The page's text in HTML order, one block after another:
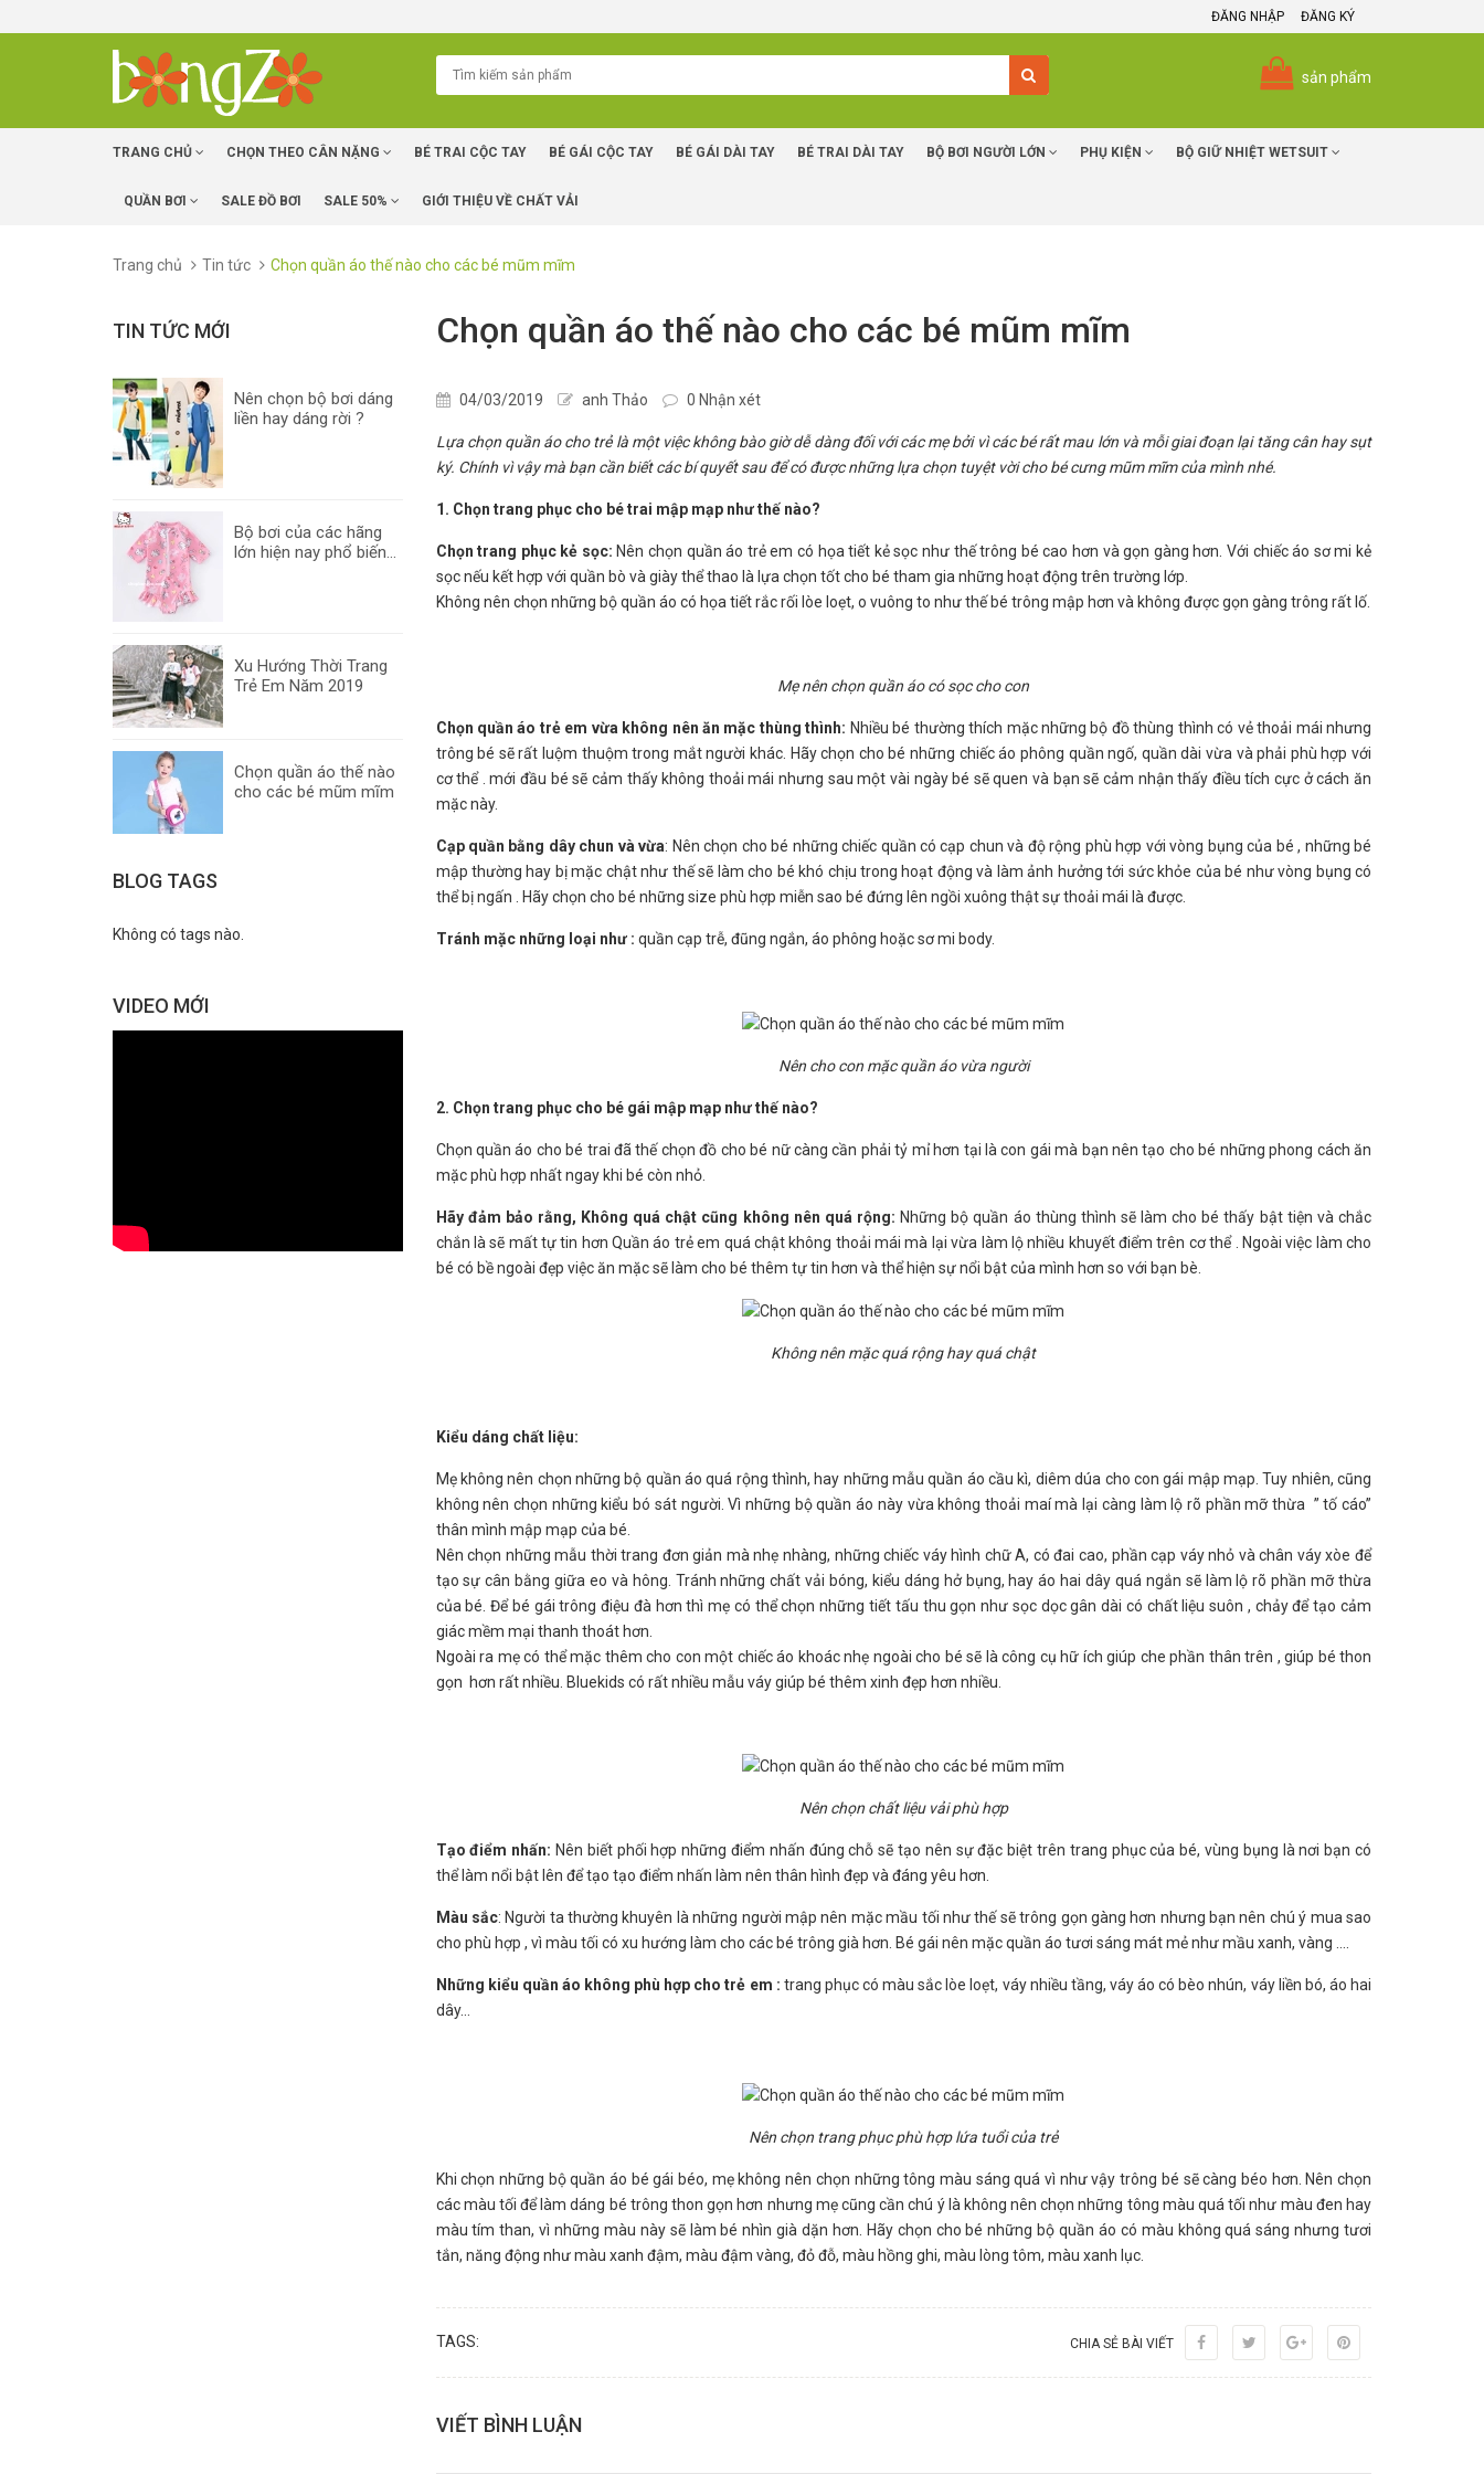
ĐĂNG NHẬP ĐĂNG KÝ
sản phẩm
TRANG CHỦ CHỌN THEO CÂN NẶNG BÉ TRAI CỘC TAY BÉ GÁI CỘC TAY BÉ GÁI DÀI TAY BÉ TRAI DÀI TAY BỘ BƠI NGƯỜI LỚN PHỤ KIỆN BỘ GIỮ NHIỆT WETSUIT
QUẦN BƠI SALE ĐỒ BƠI SALE 50% GIỚI THIỆU VỀ CHẤT VẢI
Trang chủ Tin tức Chọn quần áo thế nào cho các bé mũm mĩm
Chọn quần áo thế nào cho các bé mũm mĩm
04/03/2019 anh Thảo 0 Nhận xét
Lựa chọn quần áo cho trẻ là một việc không bào giờ dễ dàng đối với các mẹ bởi vì các bé rất mau lớn và mỗi giai đoạn lại tăng cân hay sụt
ký. Chính vì vậy mà bạn cần biết các bí quyết sau để có được những lựa chọn tuyệt vời cho bé cưng mũm mĩm của mình nhé.
1. Chọn trang phục cho bé trai mập mạp như thế nào?
Chọn trang phục kẻ sọc: Nên chọn quần áo trẻ em có họa tiết kẻ sọc như thế trông bé cao hơn và gọn gàng hơn. Với chiếc áo sơ mi kẻ
sọc nếu kết hợp với quần bò và giày thể thao là lựa chọn tốt cho bé tham gia những hoạt động trên trường lớp.
Không nên chọn những bộ quần áo có họa tiết rắc rối lòe loẹt, o vuông to như thế bé trông mập hơn và không được gọn gàng trông rất lố.
Mẹ nên chọn quần áo có sọc cho con
Chọn quần áo trẻ em vừa không nên ăn mặc thùng thình: Nhiều bé thường thích mặc những bộ đồ thùng thình có vẻ thoải mái nhưng
trông bé sẽ rất luộm thuộm trong mắt người khác. Hãy chọn cho bé những chiếc áo phông quần ngố, quần dài vừa và phải phù hợp với
cơ thể . mới đầu bé sẽ cảm thấy không thoải mái nhưng sau một vài ngày bé sẽ quen và bạn sẽ cảm nhận thấy điều tích cực ở cách ăn
mặc này.
Cạp quần bằng dây chun và vừa: Nên chọn cho bé những chiếc quần có cạp chun và độ rộng phù hợp với vòng bụng của bé , những bé
mập thường hay bị mặc chật như thế sẽ làm cho bé khó chịu trong hoạt động và làm ảnh hưởng tới sức khỏe của bé như vòng bụng có
thể bị ngấn . Hãy chọn cho bé những size phù hợp miễn sao bé đứng lên ngồi xuông thật sự thoải mái là được.
Tránh mặc những loại như : quần cạp trễ, đũng ngắn, áo phông hoặc sơ mi body.
Nên cho con mặc quần áo vừa người
2. Chọn trang phục cho bé gái mập mạp như thế nào?
Chọn quần áo cho bé trai đã thế chọn đồ cho bé nữ càng cần phải tỷ mỉ hơn tại là con gái mà bạn nên tạo cho bé những phong cách ăn
mặc phù hợp nhất ngay khi bé còn nhỏ.
Hãy đảm bảo rằng, Không quá chật cũng không nên quá rộng: Những bộ quần áo thùng thình sẽ làm cho bé thấy bật tiện và chắc
chắn là sẽ mất tự tin hơn Quần áo trẻ em quá chật không thoải mái mà lại vừa làm lộ nhiều khuyết điểm trên cơ thể . Ngoài việc làm cho
bé có bề ngoài đẹp việc ăn mặc sẽ làm cho bé thêm tự tin hơn và thể hiện sự nổi bật của mình hơn so với bạn bè.
Không nên mặc quá rộng hay quá chật
Kiểu dáng chất liệu:
Mẹ không nên chọn những bộ quần áo quá rộng thình, hay những mẫu quần áo cầu kì, diêm dúa cho con gái mập mạp. Tuy nhiên, cũng
không nên chọn những kiểu bó sát người. Vì những bộ quần áo này vừa không thoải maí mà lại càng làm lộ rõ phần mỡ thừa ” tố cáo”
thân mình mập mạp của bé.
Nên chọn những mẫu thời trang đơn giản mà nhẹ nhàng, những chiếc váy hình chữ A, có đai cao, phần cạp váy nhỏ và chân váy xòe để
tạo sự cân bằng giữa eo và hông. Tránh những chất vải bóng, kiểu dáng hở bụng, hay áo hai dây quá ngắn sẽ làm lộ rõ phần mỡ thừa
của bé. Để bé gái trông điệu đà hơn thì mẹ có thể chọn những tiết tấu thu gọn như sọc dọc gân dài có chất liệu suôn , chảy để tạo cảm
giác mềm mại thanh thoát hơn.
Ngoài ra mẹ có thể mặc thêm cho con một chiếc áo khoác nhẹ ngoài cho bé sẽ là công cụ hữ ích giúp che phần thân trên , giúp bé thon
gọn hơn rất nhiều. Bluekids có rất nhiều mẫu váy giúp bé thêm xinh đẹp hơn nhiều.
Nên chọn chất liệu vải phù hợp
Tạo điểm nhấn: Nên biết phối hợp những điểm nhấn đúng chỗ sẽ tạo nên sự đặc biệt trên trang phục của bé, vùng bụng là nơi bạn có
thể làm nổi bật lên để tạo tạo điểm nhấn làm nên thân hình đẹp và đáng yêu hơn.
Màu sắc: Người ta thường khuyên là những người mập nên mặc mầu tối như thế sẽ trông gọn gàng hơn nhưng bạn nên chú ý mua sao
cho phù hợp , vì màu tối có xu hướng làm cho các bé trông già hơn. Bé gái nên mặc quần áo tươi sáng mát mẻ như mầu xanh, vàng ….
Những kiểu quần áo không phù hợp cho trẻ em : trang phục có màu sắc lòe loẹt, váy nhiều tầng, váy áo có bèo nhún, váy liền bó, áo hai
dây…
Nên chọn trang phục phù hợp lứa tuổi của trẻ
Khi chọn những bộ quần áo bé gái béo, mẹ không nên chọn những tông màu sáng quá vì như vậy trông bé sẽ càng béo hơn. Nên chọn
các màu tối để làm dáng bé trông thon gọn hơn nhưng mẹ cũng cần chú ý là không nên chọn những tông màu quá tối như màu đen hay
màu tím than, vì những màu này sẽ làm bé nhìn già dặn hơn. Hãy chọn cho bé những bộ quần áo có màu không quá sáng nhưng tươi
tắn, năng động như màu xanh đậm, màu đậm vàng, đỏ đỗ, màu hồng ghi, màu lòng tôm, màu xanh lục.
TAGS: CHIA SẺ BÀI VIẾT
VIẾT BÌNH LUẬN
TIN TỨC MỚI
Nên chọn bộ bơi dáng
liền hay dáng rời ?
Bộ bơi của các hãng
lớn hiện nay phổ biến...
Xu Hướng Thời Trang
Trẻ Em Năm 2019
Chọn quần áo thế nào
cho các bé mũm mĩm
BLOG TAGS
Không có tags nào.
VIDEO MỚI